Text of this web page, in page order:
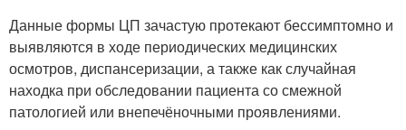
Данные формы ЦП зачастую протекают бессимптомно и
выявляются в ходе периодических медицинских
осмотров, диспансеризации, а также как случайная
находка при обследовании пациента со смежной
патологией или внепечёночными проявлениями.